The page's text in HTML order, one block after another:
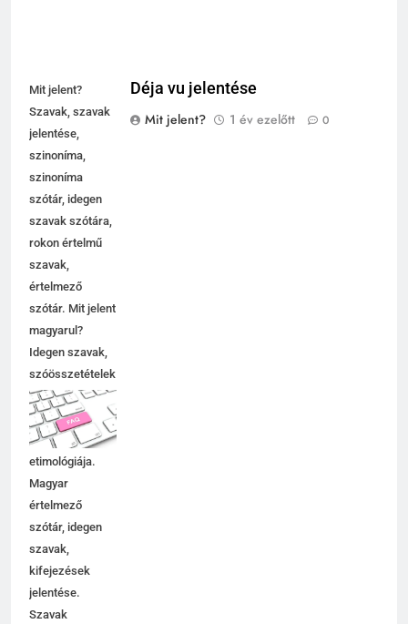
Mit jelent?
Szavak, szavak
jelentése,
szinoníma,
szinoníma
szótár, idegen
szavak szótára,
rokon értelmű
szavak,
értelmező
szótár. Mit jelent
magyarul?
Idegen szavak,
szóösszetételek
jelentése,
magyarázata,
használata,
etimológiája.
Magyar
értelmező
szótár, idegen
szavak,
kifejezések
jelentése.
Szavak
Déja vu jelentése
Mit jelent?
1 év ezelőtt 0